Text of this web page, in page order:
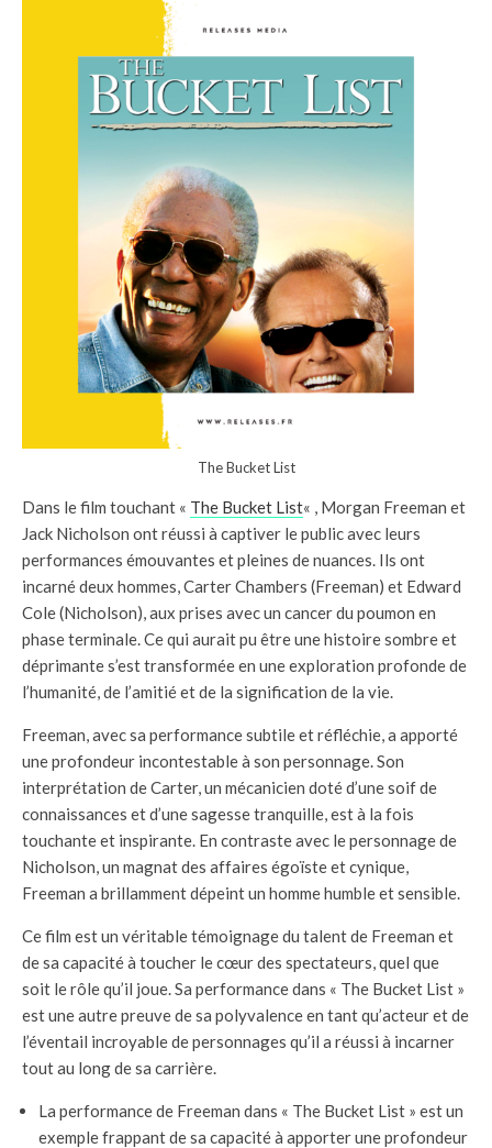
The Bucket List
Dans le film touchant « The Bucket List« , Morgan Freeman et
Jack Nicholson ont réussi à captiver le public avec leurs
performances émouvantes et pleines de nuances. Ils ont
incarné deux hommes, Carter Chambers (Freeman) et Edward
Cole (Nicholson), aux prises avec un cancer du poumon en
phase terminale. Ce qui aurait pu être une histoire sombre et
déprimante s’est transformée en une exploration profonde de
l’humanité, de l’amitié et de la signification de la vie.
Freeman, avec sa performance subtile et réfléchie, a apporté
une profondeur incontestable à son personnage. Son
interprétation de Carter, un mécanicien doté d’une soif de
connaissances et d’une sagesse tranquille, est à la fois
touchante et inspirante. En contraste avec le personnage de
Nicholson, un magnat des affaires égoïste et cynique,
Freeman a brillamment dépeint un homme humble et sensible.
Ce film est un véritable témoignage du talent de Freeman et
de sa capacité à toucher le cœur des spectateurs, quel que
soit le rôle qu’il joue. Sa performance dans « The Bucket List »
est une autre preuve de sa polyvalence en tant qu’acteur et de
l’éventail incroyable de personnages qu’il a réussi à incarner
tout au long de sa carrière.
La performance de Freeman dans « The Bucket List » est un
exemple frappant de sa capacité à apporter une profondeur